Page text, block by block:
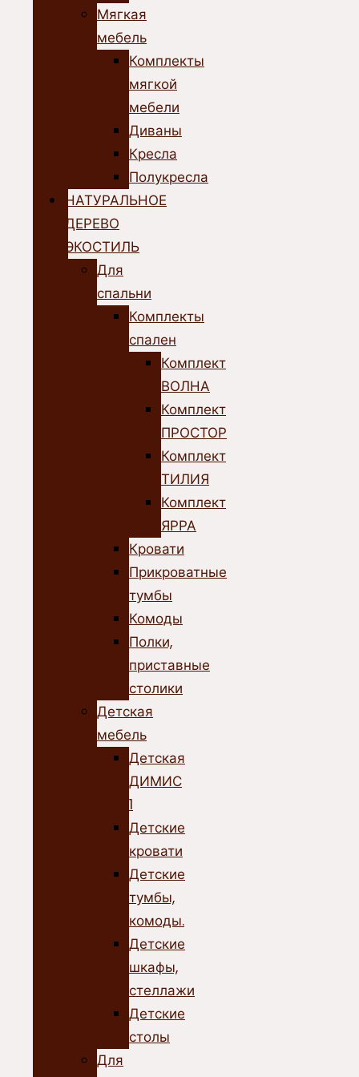
Мягкая
мебель
Комплекты
мягкой
мебели
Диваны
Кресла
Полукресла
НАТУРАЛЬНОЕ
ДЕРЕВО
ЭКОСТИЛЬ
Для
спальни
Комплекты
спален
Комплект
ВОЛНА
Комплект
ПРОСТОР
Комплект
ТИЛИЯ
Комплект
ЯРРА
Кровати
Прикроватные
тумбы
Комоды
Полки,
приставные
столики
Детская
мебель
Детская
ДИМИС
1
Детские
кровати
Детские
тумбы,
комоды.
Детские
шкафы,
стеллажи
Детские
столы
Для